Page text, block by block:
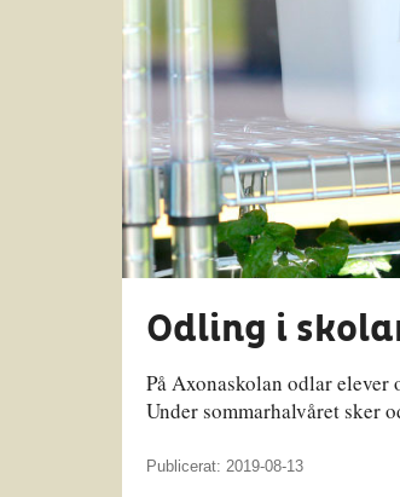
Odling i
På Axonaskolan odlar
Under sommarhalvåret sker
Publicerat: 2019-08-13